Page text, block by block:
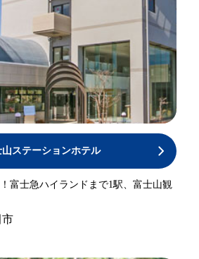
山ステーションホテル
富士急ハイランドまで1駅、富士山観
市